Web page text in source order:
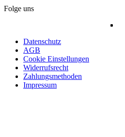
Folge uns
Datenschutz
AGB
Cookie Einstellungen
Widerrufsrecht
Zahlungsmethoden
Impressum